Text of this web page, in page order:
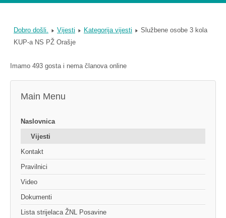
Dobro došli. Vijesti Kategorija vijesti
Službene osobe 3 kola
KUP-a NS PŽ Orašje
Imamo 493 gosta i nema članova online
Main Menu
Naslovnica
Vijesti
Kontakt
Pravilnici
Video
Dokumenti
Lista strijelaca ŽNL Posavine